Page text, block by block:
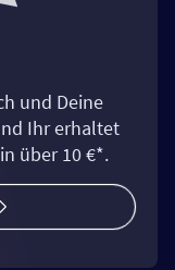
und Deine
Ihr erhaltet
über 10 €*.